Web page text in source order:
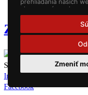
aby sme vám
cielené reklamy, na
webových stránok a
naši návštevníci
Zmeniť
Zázriva
Sledujte nás
Instagram
Facebook